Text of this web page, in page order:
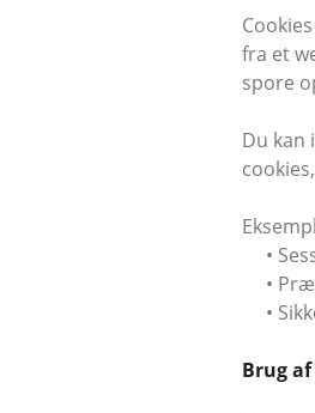
fra et
spore
Du kan
•
•
•
Brug